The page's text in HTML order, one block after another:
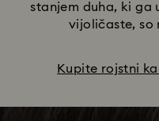
stanjem duha, ki ga
vijoličaste, so
Kupite rojstni